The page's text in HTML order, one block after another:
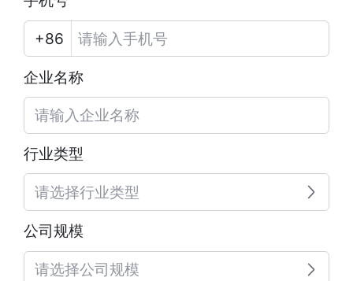
企业名称
行业类型
请选择行业类型
公司规模
请选择公司规模